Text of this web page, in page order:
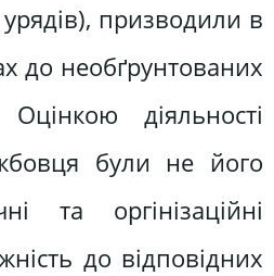
призводили в
до необґрунтованих
діяль­ності
були не його
та оргінізаційні
до відпо­відних